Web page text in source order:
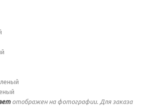
отображен на фотографии. Для заказа